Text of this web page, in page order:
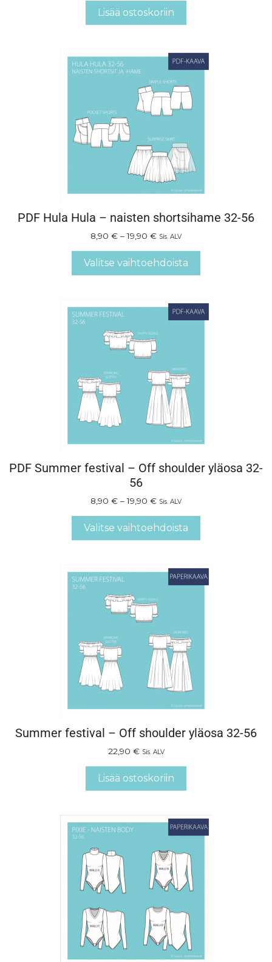
Lisää ostoskoriin
PDF Hula Hula – naisten shortsihame 32-56
8,90 € – 19,90 € Sis. ALV
Valitse vaihtoehdoista
PDF Summer festival – Off shoulder yläosa 32-
56
8,90 € – 19,90 € Sis. ALV
Valitse vaihtoehdoista
Summer festival – Off shoulder yläosa 32-56
22,90 € Sis. ALV
Lisää ostoskoriin